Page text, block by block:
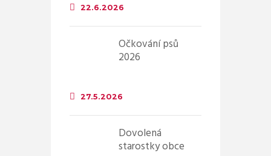
22.6.2026
Očkování psů
2026
27.5.2026
Dovolená
starostky obce